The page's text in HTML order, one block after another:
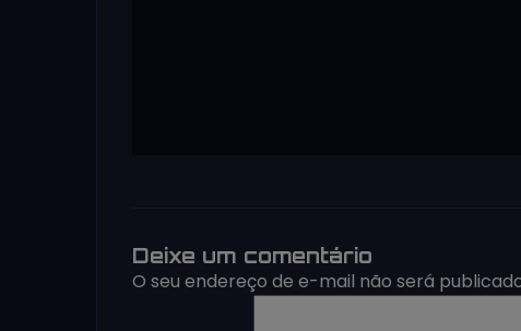
Deixe um comentário
O seu endereço de e-mail não será